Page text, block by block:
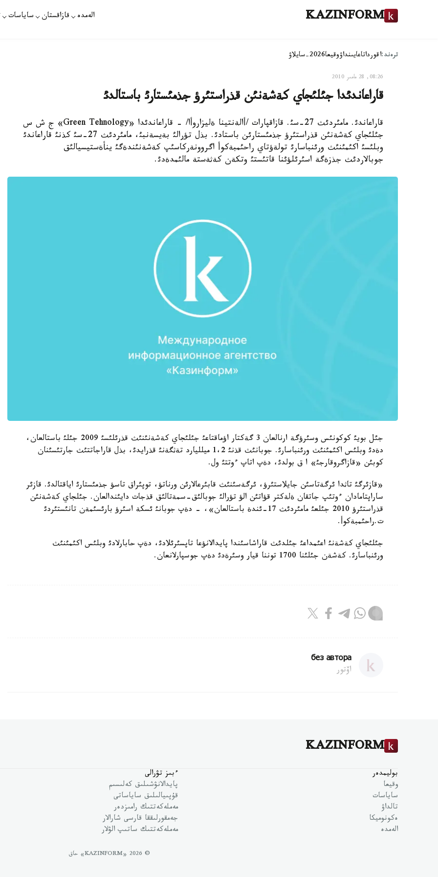
KAZINFORM الەمدە قازاقستان ساياسات
ترەند:اقورداتاعايىنداۋوقيعا2026-سايلاۋ
08:26, 28 مامىر 2010
قاراعاندئدا جئلئجاي كةشةنئن قذراستئرؤ جذمئستارئ باستالدئ
قاراعاندئ. مامئردئث 27-سئ. قازاقپارات /أالةنتينا ةليزاروأا/ - قاراعاندئدا «Green Tehnology» ج ش س
جئلئجاي كةشةنئن قذراستئرؤ جذمئستارئن باستادئ. بذل تؤرالئ بةيسةنبئ، مامئردئث 27-سئ كذنئ قاراعاندئ
وبلئسئ اكئمئنئث ورئنباسارئ تولةؤتاي راحئمبةكوأ اگروونةركاسئپ كةشةنئندةگئ ينأةستيسيالئق
جوبالاردئث جذزةگة اسئرئلؤئنا قاتئستئ وتكةن كةثةستة مالئمدةدئ.
جئل بويئ كوكونئس وسئرؤگة ارنالعان 3 گةكتار اؤماقتاعئ جئلئجاي كةشةنئنئث قذرئلئسئ 2009 جئلئ باستالعان،
دةدئ وبلئس اكئمئنئث ورئنباسارئ. جوبانئث قذنئ 1،2 ميلليارد تةثگةنئ قذرايدئ، بذل قاراجاتتئث جارتئسئنان
كوبئن «قازاگروقارجئ» ا ق بولدئ، دةپ اتاپ ءوتتئ ول.
«قازئرگئ تاثدا ئرگةتاسئن جايلاستئرؤ، ئرگةسئنئث قابئرعالارئن ورناتؤ، توپئراق تاسؤ جذمئستارئ اياقتالدئ. قازئر
ساراپتامادان ءوتئپ جاتقان ةلةكتر قؤاتئن الؤ تؤرالئ جوبالئق-سمةتالئق قذجات دايئندالعان. جئلجاي كةشةنئن
قذراستئرؤ 2010 جئلعئ مامئردئث 17-ئندة باستالعان»، - دةپ جوبانئ ئسكة اسئرؤ بارئسئمةن تانئستئردئ
ت.راحئمبةكوأ.
جئلئجاي كةشةنئ اعئمداعئ جئلدئث قاراشاسئندا پايدالانؤعا تاپسئرئلادئ، دةپ حابارلادئ وبلئس اكئمئنئث
ورئنباسارئ. كةشةن جئلئنا 1700 توننا قيار وسئرةدئ دةپ جوسپارلانعان.
без автора
اۆتور
KAZINFORM
بوليمدەر
وقيعا
ساياسات
تالداۋ
ەكونوميكا
الەمدە
ءبىز تۋرالى
پايدالانۋشىلىق كەلىسىم
قۇپىيالىلىق ساياساتى
مەملەكەتتىك رامىزدەر
جەمقورلىققا قارسى شارالار
مەملەكەتتىك ساتىپ الۋلار
© 2026 «KAZINFORM» حاق